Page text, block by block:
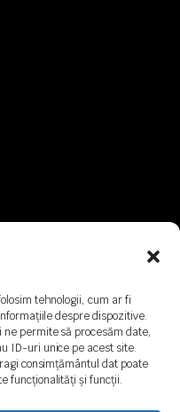
tehnologii, cum ar fi
despre dispozitive.
permite să procesăm date,
ID-uri unice pe acest site.
consimțământul dat poate
funcționalități și funcții.
sunt rezervate!